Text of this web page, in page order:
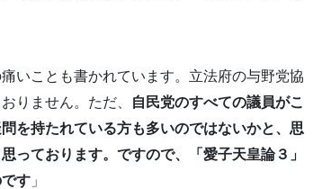
いことも書かれています。立法府の与野党協
りません。ただ、
自民党のすべての議員がこ
を持たれている方も多いのではないかと、思
っております。ですので、「愛子天皇論３」
す 」